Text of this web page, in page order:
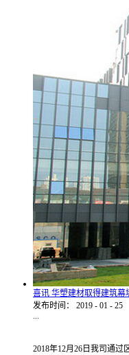
喜讯 华塑建材取得建筑幕
发布时间：
2019 - 01 - 25
...
2018年12月26日我司通